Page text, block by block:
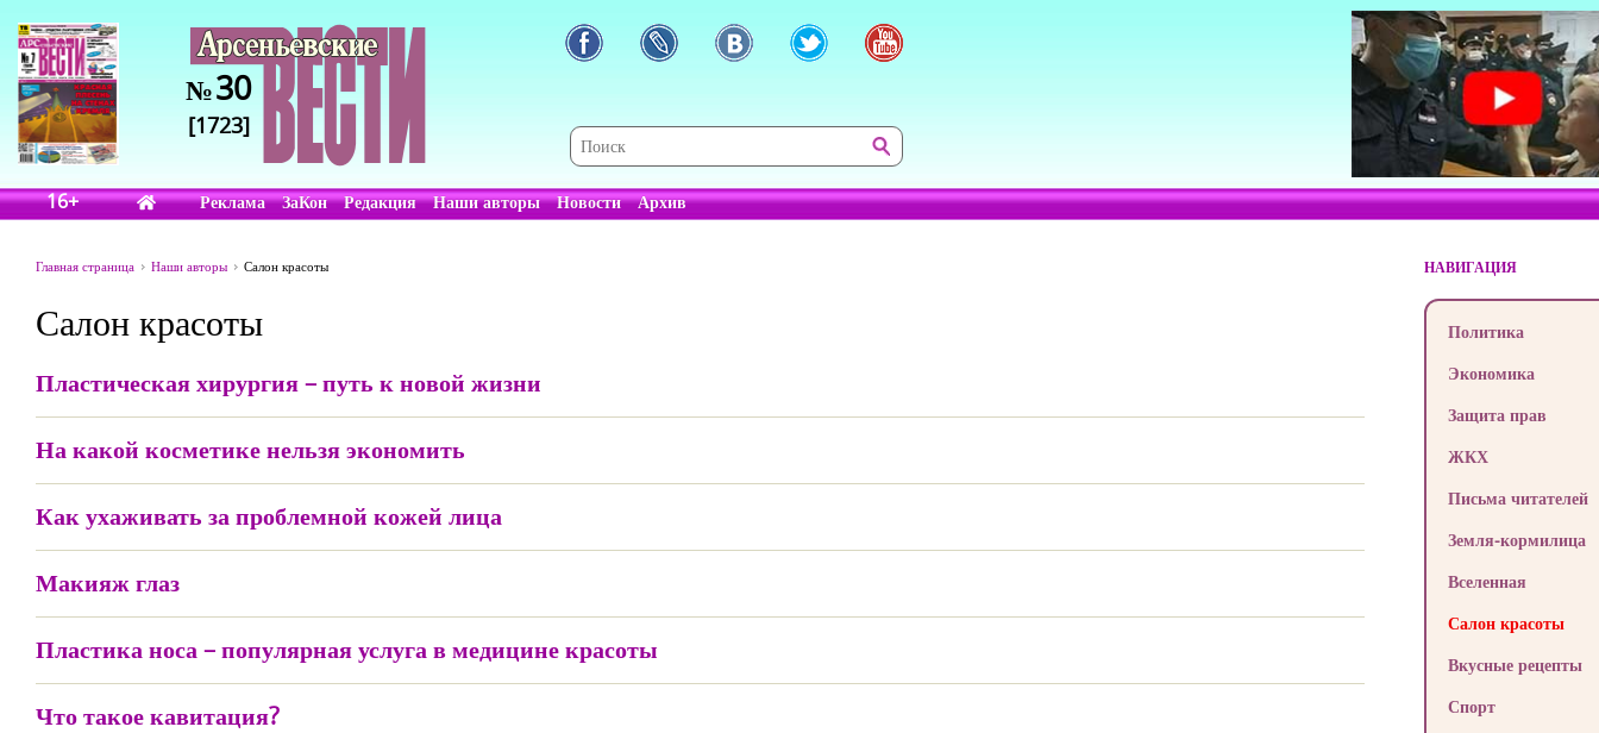
№30
[1723]
16+ Реклама ЗаКон Редакция Наши авторы Новости Архив
Главная страница Наши авторы Салон красоты
Салон красоты
Пластическая хирургия – путь к новой жизни
На какой косметике нельзя экономить
Как ухаживать за проблемной кожей лица
Макияж глаз
Пластика носа – популярная услуга в медицине красоты
Что такое кавитация?
НАВИГАЦИЯ
Политика
Экономика
Защита прав
ЖКХ
Письма читателей
Земля-кормилица
Вселенная
Салон красоты
Вкусные рецепты
Спорт